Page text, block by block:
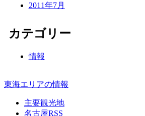
2011年7月
カテゴリー
情報
東海エリアの情報
主要観光地
名古屋RSS